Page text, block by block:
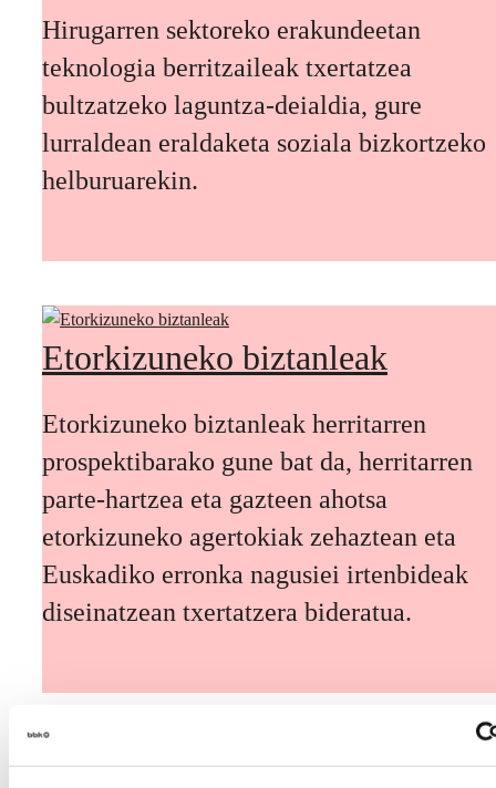
Hirugarren sektoreko erakundeetan
teknologia berritzaileak txertatzea
bultzatzeko laguntza-deialdia, gure
lurraldean eraldaketa soziala bizkortzeko
helburuarekin.
Etorkizuneko biztanleak
Etorkizuneko biztanleak herritarren
prospektibarako gune bat da, herritarren
parte-hartzea eta gazteen ahotsa
etorkizuneko agertokiak zehaztean eta
Euskadiko erronka nagusiei irtenbideak
diseinatzean txertatzera bideratua.